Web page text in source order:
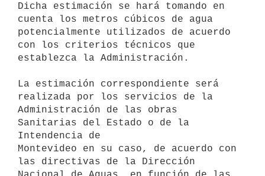
Dicha estimación se hará tomando en
cuenta los metros cúbicos de agua
potencialmente utilizados de acuerdo
con los criterios técnicos que
establezca la Administración.
La estimación correspondiente será
realizada por los servicios de la
Administración de las obras
Sanitarias del Estado o de la
Intendencia de
Montevideo en su caso, de acuerdo con
las directivas de la Dirección